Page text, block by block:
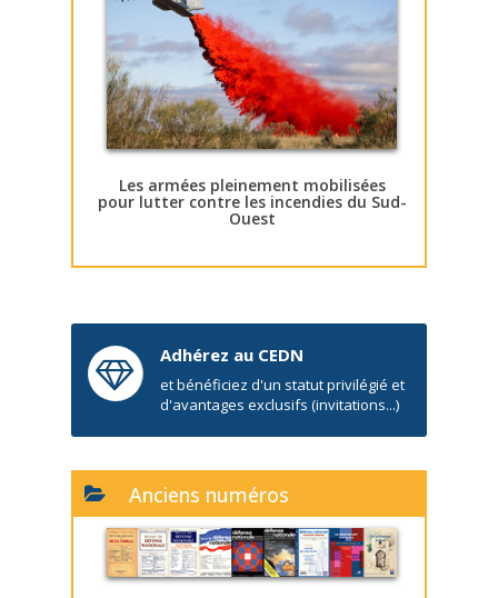
Les armées pleinement mobilisées
pour lutter contre les incendies du Sud-
Ouest
Adhérez au CEDN
et bénéficiez d'un statut privilégié et
d'avantages exclusifs (invitations...)
Anciens numéros